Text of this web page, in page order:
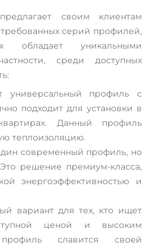
своим клиентам
серий профилей,
обладает уникальными
среди доступных
универсальный профиль с
подходит для установки в
Данный профиль
теплоизоляцию.
современный профиль, но
решение премиум-класса,
энергоэффективностью и
вариант для тех, кто ищет
ценой и высоким
славится своей